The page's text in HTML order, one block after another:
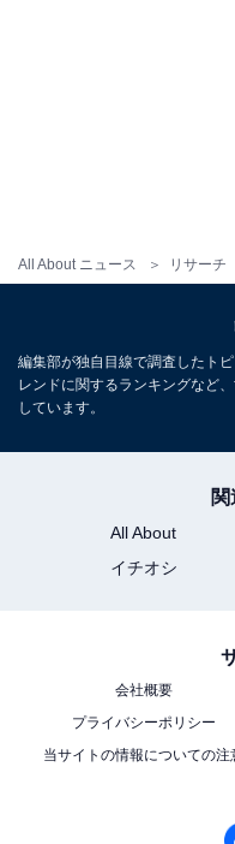
All About ニュース リサーチ
編集部が独自目線で調査したト
レンドに関するランキングなど
しています。
All About
イチオシ
会社概要
プライバシーポリシー
当サイトの情報についての注